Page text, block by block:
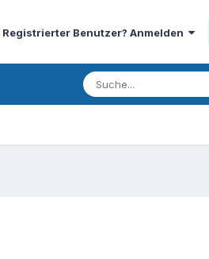
Registrierter Benutzer? Anmelden